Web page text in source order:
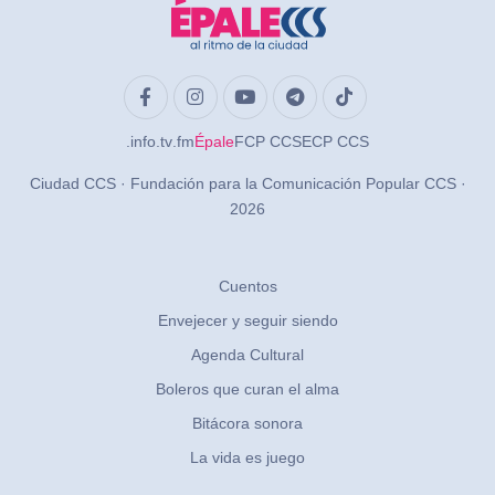
.info .tv .fmÉpaleFCP CCSECP CCS
Ciudad CCS · Fundación para la Comunicación Popular CCS ·
2026
Cuentos
Envejecer y seguir siendo
Agenda Cultural
Boleros que curan el alma
Bitácora sonora
La vida es juego